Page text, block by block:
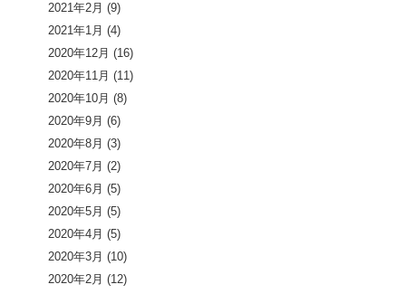
2021年2月 (9)
2021年1月 (4)
2020年12月 (16)
2020年11月 (11)
2020年10月 (8)
2020年9月 (6)
2020年8月 (3)
2020年7月 (2)
2020年6月 (5)
2020年5月 (5)
2020年4月 (5)
2020年3月 (10)
2020年2月 (12)